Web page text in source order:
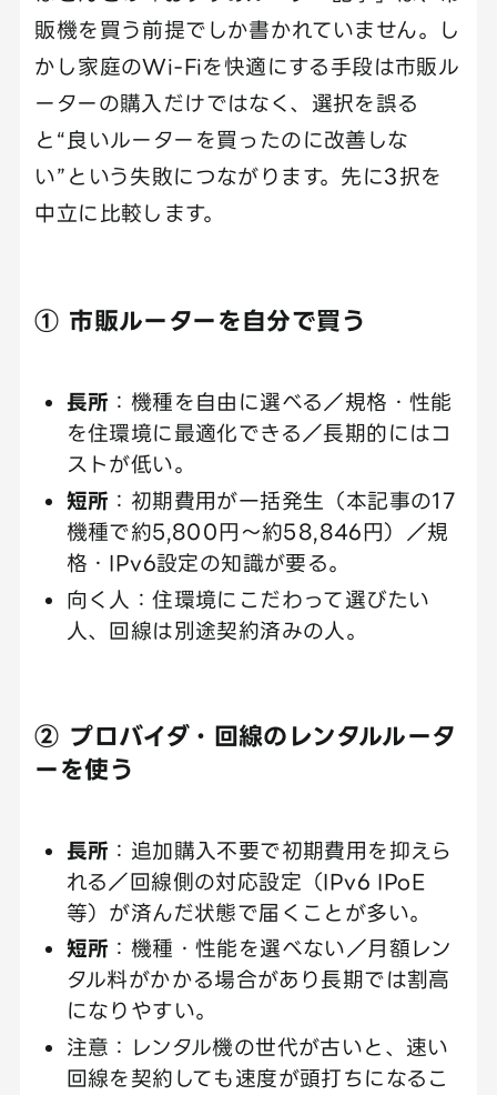
販機を買う前提でしか書かれていません。し
かし家庭のWi-Fiを快適にする手段は市販ル
ーターの購入だけではなく、選択を誤る
と“良いルーターを買ったのに改善しな
い”という失敗につながります。先に3択を
中立に比較します。
① 市販ルーターを自分で買う
長所 ：機種を自由に選べる／規格・性能
を住環境に最適化できる／長期的にはコ
ストが低い。
短所 ：初期費用が一括発生（本記事の17
機種で約5,800円〜約58,846円）／規
格・IPv6設定の知識が要る。
向く人：住環境にこだわって選びたい
人、回線は別途契約済みの人。
② プロバイダ・回線のレンタルルータ
ーを使う
長所 ：追加購入不要で初期費用を抑えら
れる／回線側の対応設定（IPv6 IPoE
等）が済んだ状態で届くことが多い。
短所 ：機種・性能を選べない／月額レン
タル料がかかる場合があり長期では割高
になりやすい。
注意：レンタル機の世代が古いと、速い
回線を契約しても速度が頭打ちになるこ